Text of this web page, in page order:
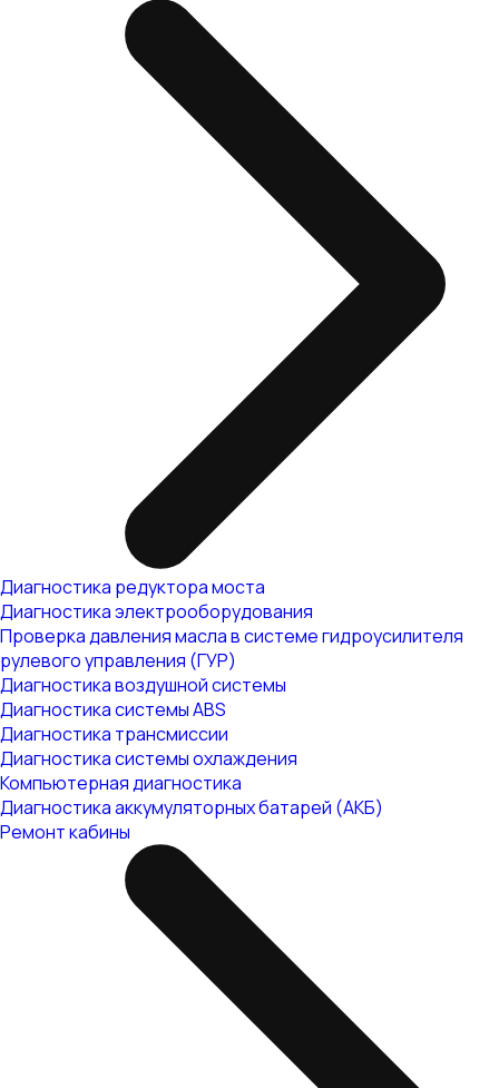
Диагностика редуктора моста
Диагностика электрооборудования
Проверка давления масла в системе гидроусилителя
рулевого управления (ГУР)
Диагностика воздушной системы
Диагностика системы ABS
Диагностика трансмиссии
Диагностика системы охлаждения
Компьютерная диагностика
Диагностика аккумуляторных батарей (АКБ)
Ремонт кабины